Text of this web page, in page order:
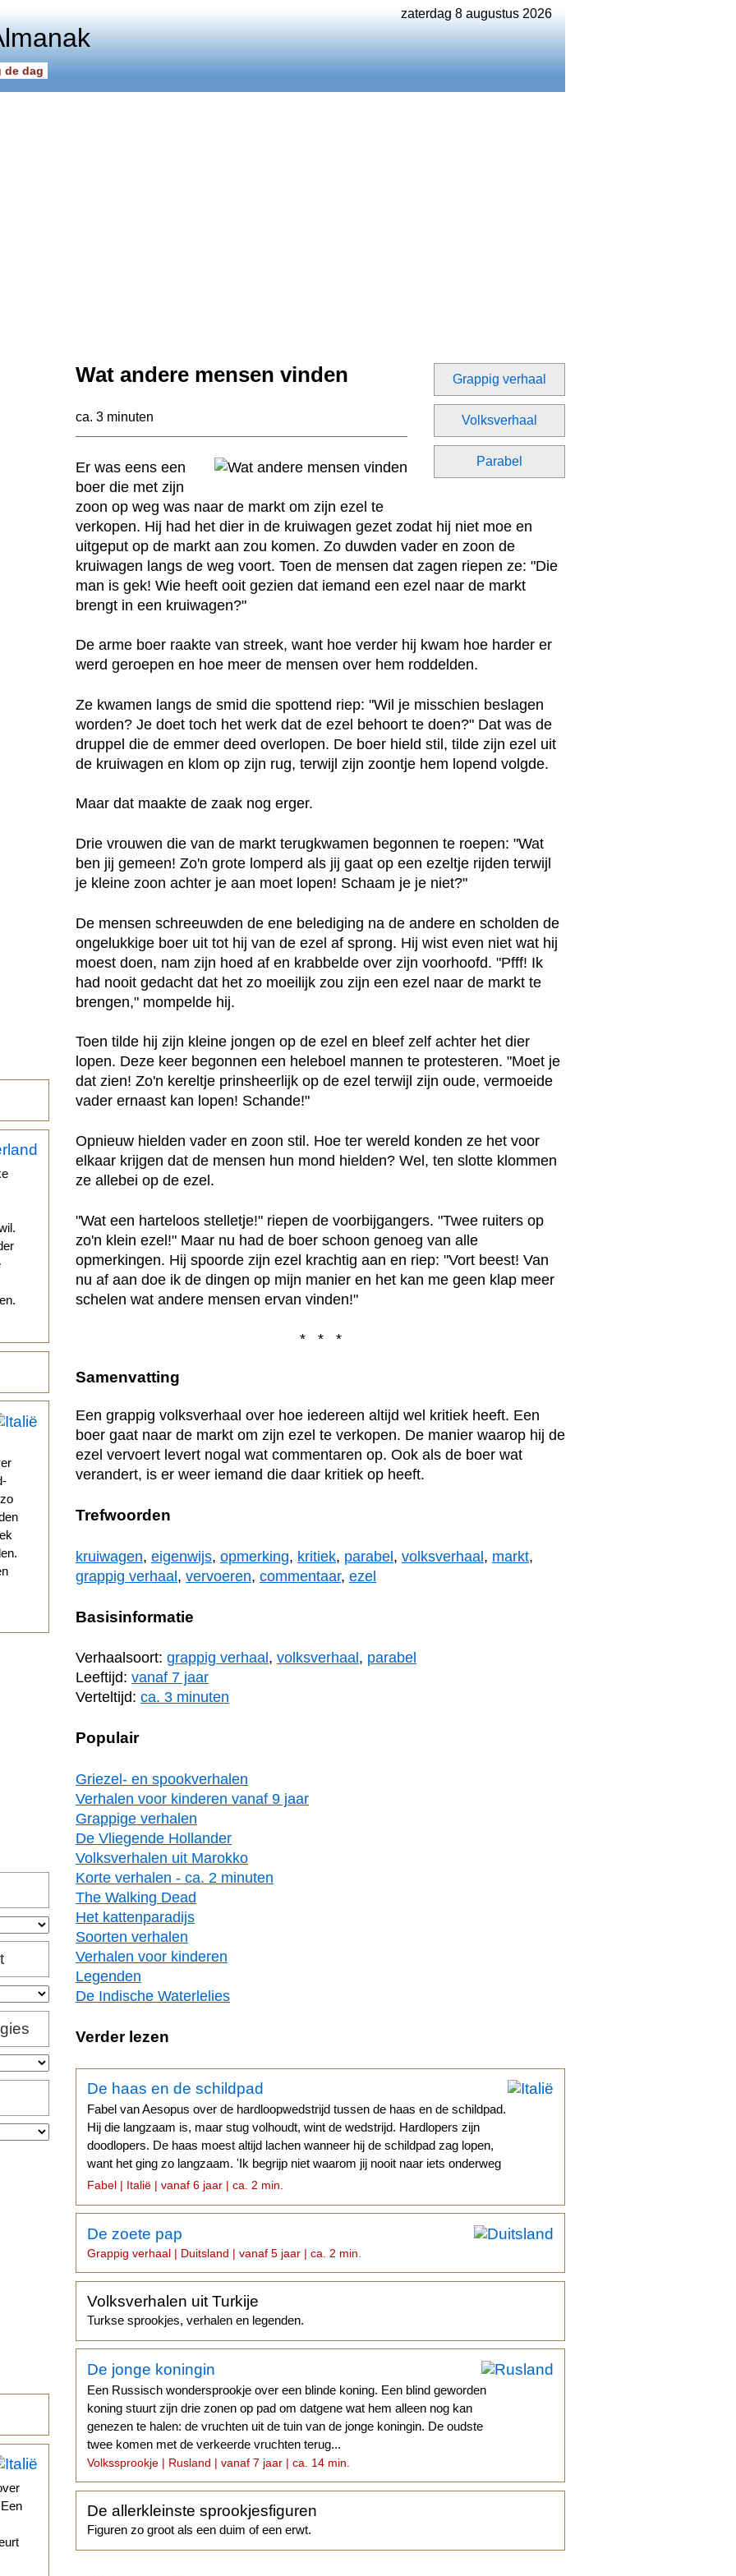
zaterdag 8 augustus 2026
de dag
Grappig verhaal
Volksverhaal
Parabel
Wat andere mensen vinden
ca. 3 minuten
Er was eens een
boer die met zijn
zoon op weg was naar de markt om zijn ezel te
verkopen. Hij had het dier in de kruiwagen gezet zodat hij niet moe en
uitgeput op de markt aan zou komen. Zo duwden vader en zoon de
kruiwagen langs de weg voort. Toen de mensen dat zagen riepen ze: "Die
man is gek! Wie heeft ooit gezien dat iemand een ezel naar de markt
brengt in een kruiwagen?"
De arme boer raakte van streek, want hoe verder hij kwam hoe harder er
werd geroepen en hoe meer de mensen over hem roddelden.
Ze kwamen langs de smid die spottend riep: "Wil je misschien beslagen
worden? Je doet toch het werk dat de ezel behoort te doen?" Dat was de
druppel die de emmer deed overlopen. De boer hield stil, tilde zijn ezel uit
de kruiwagen en klom op zijn rug, terwijl zijn zoontje hem lopend volgde.
Maar dat maakte de zaak nog erger.
Drie vrouwen die van de markt terugkwamen begonnen te roepen: "Wat
ben jij gemeen! Zo'n grote lomperd als jij gaat op een ezeltje rijden terwijl
je kleine zoon achter je aan moet lopen! Schaam je je niet?"
De mensen schreeuwden de ene belediging na de andere en scholden de
ongelukkige boer uit tot hij van de ezel af sprong. Hij wist even niet wat hij
moest doen, nam zijn hoed af en krabbelde over zijn voorhoofd. "Pfff! Ik
had nooit gedacht dat het zo moeilijk zou zijn een ezel naar de markt te
brengen," mompelde hij.
Toen tilde hij zijn kleine jongen op de ezel en bleef zelf achter het dier
lopen. Deze keer begonnen een heleboel mannen te protesteren. "Moet je
dat zien! Zo'n kereltje prinsheerlijk op de ezel terwijl zijn oude, vermoeide
vader ernaast kan lopen! Schande!"
Opnieuw hielden vader en zoon stil. Hoe ter wereld konden ze het voor
elkaar krijgen dat de mensen hun mond hielden? Wel, ten slotte klommen
ze allebei op de ezel.
"Wat een harteloos stelletje!" riepen de voorbijgangers. "Twee ruiters op
zo'n klein ezel!" Maar nu had de boer schoon genoeg van alle
opmerkingen. Hij spoorde zijn ezel krachtig aan en riep: "Vort beest! Van
nu af aan doe ik de dingen op mijn manier en het kan me geen klap meer
schelen wat andere mensen ervan vinden!"
* * *
Samenvatting
Een grappig volksverhaal over hoe iedereen altijd wel kritiek heeft. Een
boer gaat naar de markt om zijn ezel te verkopen. De manier waarop hij de
ezel vervoert levert nogal wat commentaren op. Ook als de boer wat
verandert, is er weer iemand die daar kritiek op heeft.
Trefwoorden
kruiwagen, eigenwijs, opmerking, kritiek, parabel, volksverhaal, markt,
grappig verhaal, vervoeren, commentaar, ezel
Basisinformatie
Verhaalsoort: grappig verhaal , volksverhaal , parabel
Leeftijd: vanaf 7 jaar
Verteltijd: ca. 3 minuten
Populair
Griezel- en spookverhalen
Verhalen voor kinderen vanaf 9 jaar
Grappige verhalen
De Vliegende Hollander
Volksverhalen uit Marokko
Korte verhalen - ca. 2 minuten
The Walking Dead
Het kattenparadijs
Soorten verhalen
Verhalen voor kinderen
Legenden
De Indische Waterlelies
Verder lezen
De haas en de schildpad
Fabel van Aesopus over de hardloopwedstrijd tussen de haas en de schildpad.
Hij die langzaam is, maar stug volhoudt, wint de wedstrijd. Hardlopers zijn
doodlopers. De haas moest altijd lachen wanneer hij de schildpad zag lopen,
want het ging zo langzaam. 'Ik begrijp niet waarom jij nooit naar iets onderweg
gaat...
Fabel | Italië | vanaf 6 jaar | ca. 2 min.
De zoete pap
Grappig verhaal | Duitsland | vanaf 5 jaar | ca. 2 min.
Volksverhalen uit Turkije
Turkse sprookjes, verhalen en legenden.
De jonge koningin
Een Russisch wondersprookje over een blinde koning. Een blind geworden
koning stuurt zijn drie zonen op pad om datgene wat hem alleen nog kan
genezen te halen: de vruchten uit de tuin van de jonge koningin. De oudste
twee komen met de verkeerde vruchten terug...
Volkssprookje | Rusland | vanaf 7 jaar | ca. 14 min.
De allerkleinste sprookjesfiguren
Figuren zo groot als een duim of een erwt.